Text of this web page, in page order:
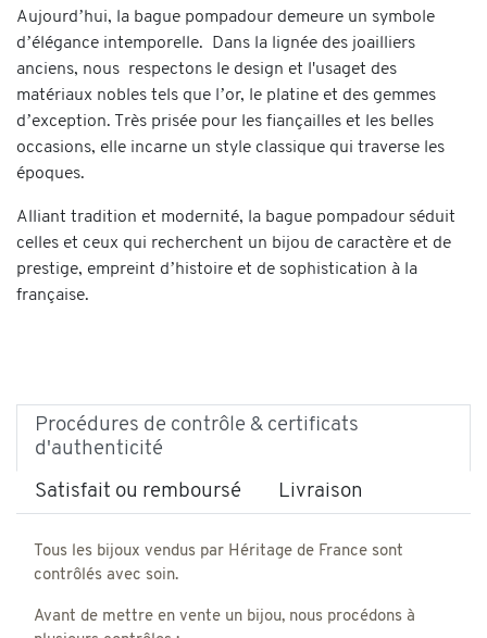
Aujourd’hui, la bague pompadour demeure un symbole
d’élégance intemporelle. Dans la lignée des joailliers
anciens, nous respectons le design et l'usaget des
matériaux nobles tels que l’or, le platine et des gemmes
d’exception. Très prisée pour les fiançailles et les belles
occasions, elle incarne un style classique qui traverse les
époques.
Alliant tradition et modernité, la bague pompadour séduit
celles et ceux qui recherchent un bijou de caractère et de
prestige, empreint d’histoire et de sophistication à la
française.
Procédures de contrôle & certificats
d'authenticité
Satisfait ou remboursé Livraison
Tous les bijoux vendus par Héritage de France sont
contrôlés avec soin.
Avant de mettre en vente un bijou, nous procédons à